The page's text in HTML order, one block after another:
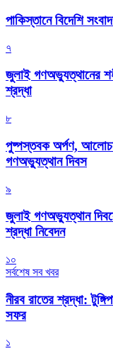
পাকিস্তানে বিদেশি
৭
জুলাই গণঅভ্যুত্থানের
শ্রদ্ধা
৮
পুষ্পস্তবক অর্পণ,
গণঅভ্যুত্থান দিবস
৯
জুলাই গণঅভ্যুত্থান
শ্রদ্ধা নিবেদন
১০
সর্বশেষ সব খবর
নীরব রাতের শ্রদ্ধা:
সফর
১